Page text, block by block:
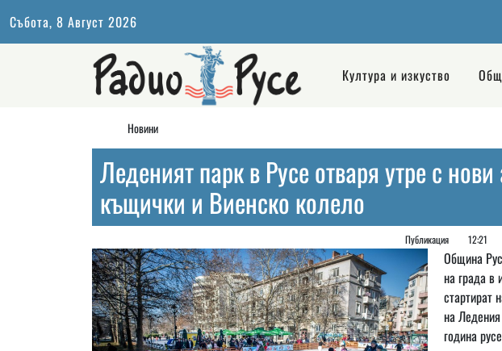
Събота, 8 Август 2026
Култура и изкуство
Новини
Леденият парк в Русе отваря утре с
къщички и Виенско колело
Публикация 12:21
Община
на града в
стартират
на
година